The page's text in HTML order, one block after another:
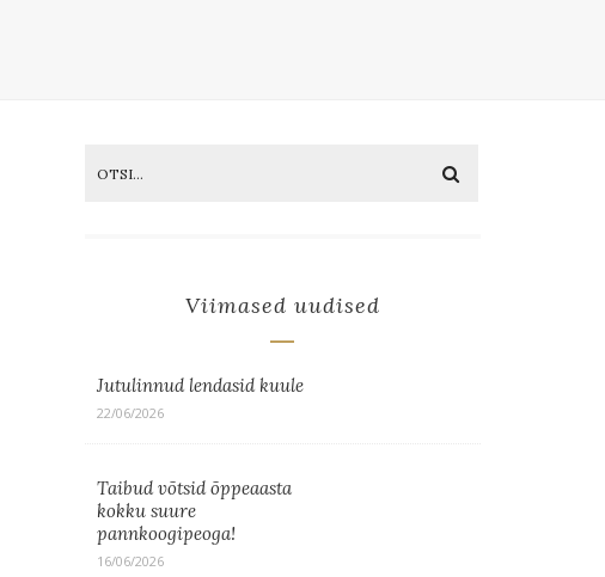
Viimased uudised
Jutulinnud lendasid kuule
22/06/2026
Taibud võtsid õppeaasta
kokku suure
pannkoogipeoga!
16/06/2026